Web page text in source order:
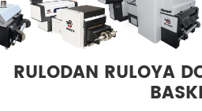
RULODAN RULOYA
BASKI